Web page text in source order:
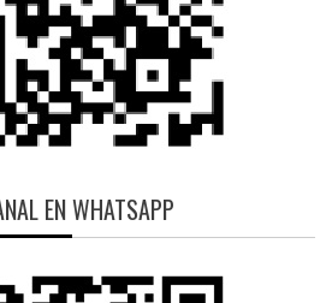
EN WHATSAPP